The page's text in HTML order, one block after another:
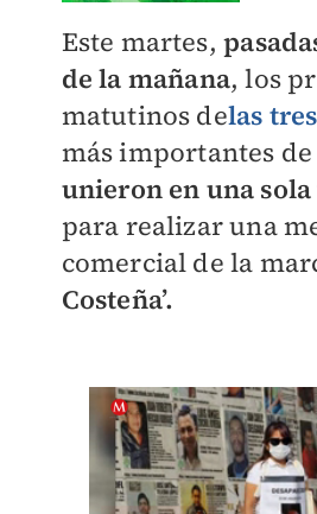
Este martes,
de la mañana, los
matutinos delas
más importantes
unieron en una
para realizar una
comercial de la
Costeña’.